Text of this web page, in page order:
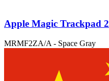
Apple Magic Trackpad 2
MRMF2ZA/A - Space Gray